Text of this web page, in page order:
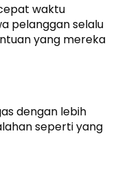
waktu
pelanggan selalu
yang mereka
dengan lebih
seperti yang